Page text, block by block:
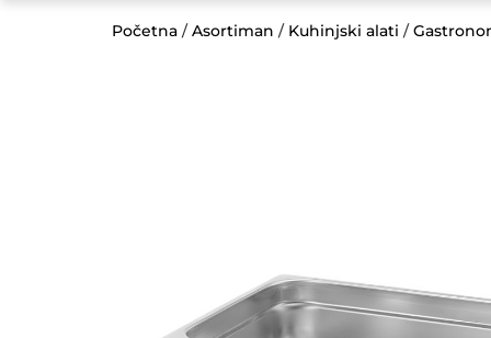
Početna /Asortiman / Kuhinjski alati /